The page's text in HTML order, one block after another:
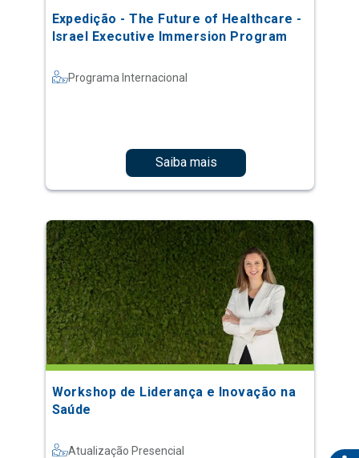
Expedição - The Future of Healthcare -
Israel Executive Immersion Program
Programa Internacional
Saiba mais
Workshop de Liderança e Inovação na
Saúde
Atualização Presencial